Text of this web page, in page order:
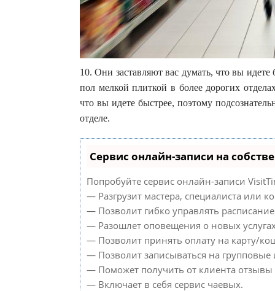
10. Они заставляют вас думать, что вы
пол мелкой плиткой в более дорогих
что вы идете быстрее, поэтому
отделе.
Сервис онлайн-записи на
Попробуйте сервис онлайн-записи
— Разгрузит мастера, специалиста или
— Позволит гибко управлять
— Разошлет оповещения о новых
— Позволит принять оплату на карту/
— Позволит записываться на
— Поможет получить от клиента отзывы
— Включает в себя сервис чаевых.